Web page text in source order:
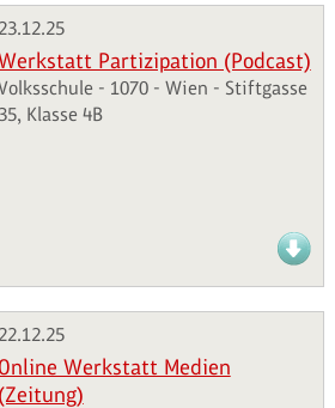
23.12.25
Partizipation (Podcast)
- 1070 - Wien - Stiftgasse
Klasse 4B
22.12.25
Online Werkstatt Medien
(Zeitung)